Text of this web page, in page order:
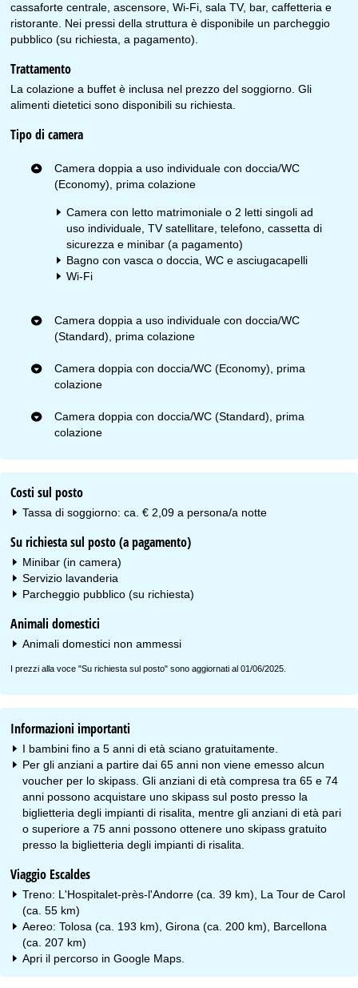
cassaforte centrale, ascensore, Wi-Fi, sala TV, bar, caffetteria e
ristorante. Nei pressi della struttura è disponibile un parcheggio
pubblico (su richiesta, a pagamento).
Trattamento
La colazione a buffet è inclusa nel prezzo del soggiorno. Gli
alimenti dietetici sono disponibili su richiesta.
Tipo di camera
Camera doppia a uso individuale con doccia/WC
(Economy), prima colazione
Camera con letto matrimoniale o 2 letti singoli ad
uso individuale, TV satellitare, telefono, cassetta di
sicurezza e minibar (a pagamento)
Bagno con vasca o doccia, WC e asciugacapelli
Wi-Fi
Camera doppia a uso individuale con doccia/WC
(Standard), prima colazione
Camera doppia con doccia/WC (Economy), prima
colazione
Camera doppia con doccia/WC (Standard), prima
colazione
Costi sul posto
Tassa di soggiorno: ca. € 2,09 a persona/a notte
Su richiesta sul posto (a pagamento)
Minibar (in camera)
Servizio lavanderia
Parcheggio pubblico (su richiesta)
Animali domestici
Animali domestici non ammessi
I prezzi alla voce "Su richiesta sul posto" sono aggiornati al 01/06/2025.
Informazioni importanti
I bambini fino a 5 anni di età sciano gratuitamente.
Per gli anziani a partire dai 65 anni non viene emesso alcun
voucher per lo skipass. Gli anziani di età compresa tra 65 e 74
anni possono acquistare uno skipass sul posto presso la
biglietteria degli impianti di risalita, mentre gli anziani di età pari
o superiore a 75 anni possono ottenere uno skipass gratuito
presso la biglietteria degli impianti di risalita.
Viaggio Escaldes
Treno: L'Hospitalet-près-l'Andorre (ca. 39 km), La Tour de Carol
(ca. 55 km)
Aereo: Tolosa (ca. 193 km), Girona (ca. 200 km), Barcellona
(ca. 207 km)
Apri il percorso inGoogle Maps